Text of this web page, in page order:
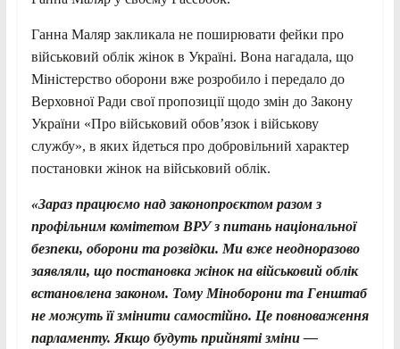
Ганна Маляр закликала не поширювати фейки про
військовий облік жінок в Україні. Вона нагадала, що
Міністерство оборони вже розробило і передало до
Верховної Ради свої пропозиції щодо змін до Закону
України «Про військовий обов’язок і військову
службу», в яких йдеться про добровільний характер
постановки жінок на військовий облік.
«Зараз працюємо над законопроєктом разом з
профільним комітетом ВРУ з питань національної
безпеки, оборони та розвідки. Ми вже неодноразово
заявляли, що постановка жінок на військовий облік
встановлена законом. Тому Міноборони та Генштаб
не можуть її змінити самостійно. Це повноваження
парламенту. Якщо будуть прийняті зміни —